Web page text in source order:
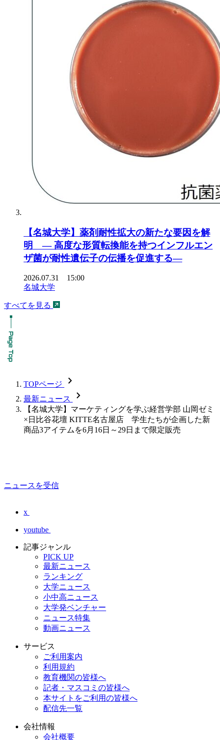
【名城大学】薬剤耐性拡大の新たな要因を解
明 ― 高度な形質転換能を持つインフルエン
ザ菌が耐性遺伝子の伝播を促進する―
2026.07.31 15:00
名城大学
すべてを見る
TOPページ chevron_forward
最新ニュース chevron_forward
【名城大学】マーケティングを学ぶ経営学部 山岡ゼミ
×日比谷花壇 KITTE名古屋店 学生たちが企画した新
商品3アイテムを6月16日～29日まで限定販売
ニュースを受信
x
youtube
記事ジャンル
PICK UP
最新ニュース
ランキング
大学ニュース
小中高ニュース
大学発ベンチャー
ニュース特集
動画ニュース
サービス
ご利用案内
利用規約
教育機関の皆様へ
記者・マスコミの皆様へ
本サイトをご利用の皆様へ
配信先一覧
会社情報
会社概要